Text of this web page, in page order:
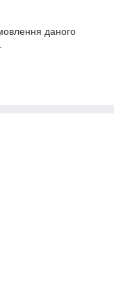
даного